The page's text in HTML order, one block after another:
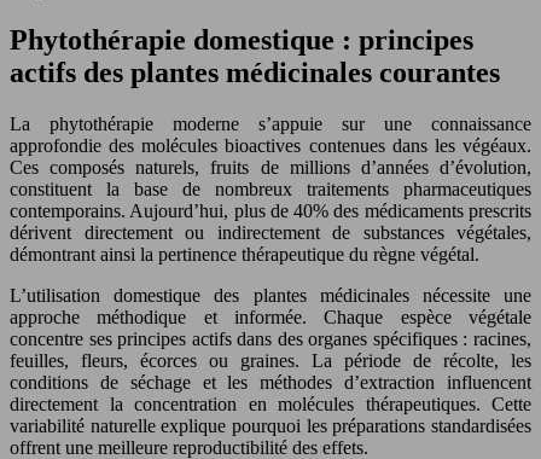
Phytothérapie domestique : principes
actifs des plantes médicinales courantes
La phytothérapie moderne s’appuie sur une connaissance
approfondie des molécules bioactives contenues dans les végéaux.
Ces composés naturels, fruits de millions d’années d’évolution,
constituent la base de nombreux traitements pharmaceutiques
contemporains. Aujourd’hui, plus de 40% des médicaments prescrits
dérivent directement ou indirectement de substances végétales,
démontrant ainsi la pertinence thérapeutique du règne végétal.
L’utilisation domestique des plantes médicinales nécessite une
approche méthodique et informée. Chaque espèce végétale
concentre ses principes actifs dans des organes spécifiques : racines,
feuilles, fleurs, écorces ou graines. La période de récolte, les
conditions de séchage et les méthodes d’extraction influencent
directement la concentration en molécules thérapeutiques. Cette
variabilité naturelle explique pourquoi les préparations standardisées
offrent une meilleure reproductibilité des effets.